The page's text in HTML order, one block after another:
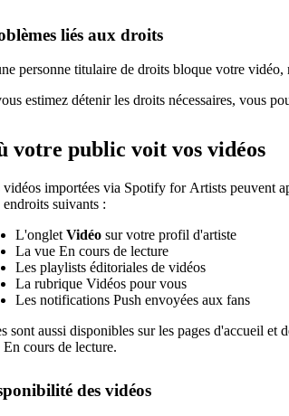
liés aux droits
personne titulaire de droits bloque votre
estimez détenir les droits nécessaires, vous
votre public voit vos vidéos
vidéos importées via Spotify for Artists peuvent
endroits suivants :
L'onglet Vidéo sur votre profil d'artiste
La vue En cours de lecture
Les playlists éditoriales de vidéos
La rubrique Vidéos pour vous
Les notifications Push envoyées aux fans
sont aussi disponibles sur les pages d'accueil et
En cours de lecture.
des vidéos